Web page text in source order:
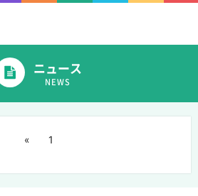
ニュース
NEWS
« 1